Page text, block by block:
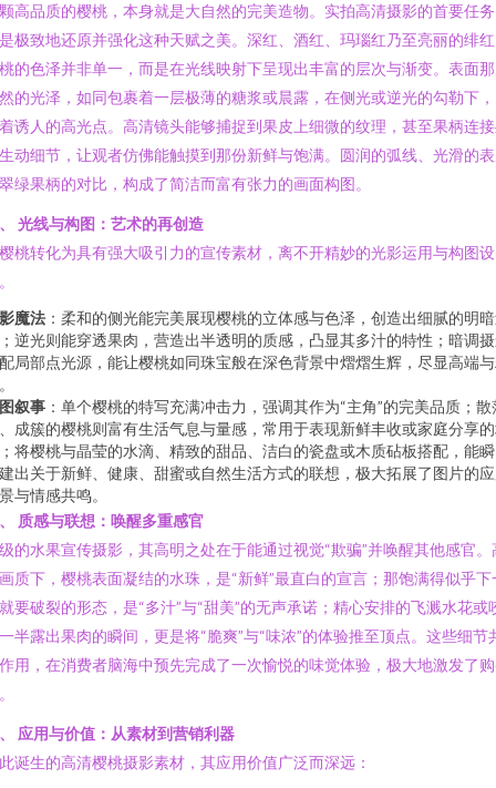
高品质的樱桃，本身就是大自然的完美造物。实拍高清摄影的首要任
极致地还原并强化这种天赋之美。深红、酒红、玛瑙红乃至亮丽的绯
的色泽并非单一，而是在光线映射下呈现出丰富的层次与渐变。表面
的光泽，如同包裹着一层极薄的糖浆或晨露，在侧光或逆光的勾勒下
诱人的高光点。高清镜头能够捕捉到果皮上细微的纹理，甚至果柄连
动细节，让观者仿佛能触摸到那份新鲜与饱满。圆润的弧线、光滑的
绿果柄的对比，构成了简洁而富有张力的画面构图。
光线与构图：艺术的再创造
桃转化为具有强大吸引力的宣传素材，离不开精妙的光影运用与构图设
魔法 ：柔和的侧光能完美展现樱桃的立体感与色泽，创造出细腻的明
逆光则能穿透果肉，营造出半透明的质感，凸显其多汁的特性；暗调
局部点光源，能让樱桃如同珠宝般在深色背景中熠熠生辉，尽显高端
叙事 ：单个樱桃的特写充满冲击力，强调其作为“主角”的完美品质；散
成簇的樱桃则富有生活气息与量感，常用于表现新鲜丰收或家庭分享
将樱桃与晶莹的水滴、精致的甜品、洁白的瓷盘或木质砧板搭配，能
出关于新鲜、健康、甜蜜或自然生活方式的联想，极大拓展了图片的
与情感共鸣。
质感与联想：唤醒多重感官
的水果宣传摄影，其高明之处在于能通过视觉“欺骗”并唤醒其他感官。
质下，樱桃表面凝结的水珠，是“新鲜”最直白的宣言；那饱满得似乎下
要破裂的形态，是“多汁”与“甜美”的无声承诺；精心安排的飞溅水花或
半露出果肉的瞬间，更是将“脆爽”与“味浓”的体验推至顶点。这些细节
用，在消费者脑海中预先完成了一次愉悦的味觉体验，极大地激发了
应用与价值：从素材到营销利器
诞生的高清樱桃摄影素材，其应用价值广泛而深远：